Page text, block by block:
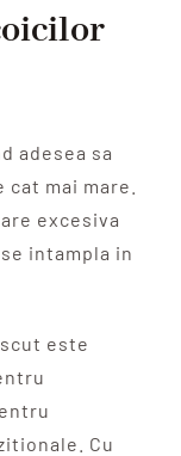
adesea sa
mai mare.
excesiva
intampla in
este
Cu